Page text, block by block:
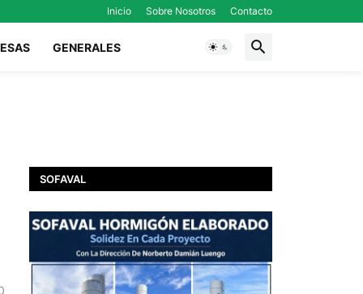
Inicio Sobre Nosotros Contacto
GENERALES
SOFAVAL